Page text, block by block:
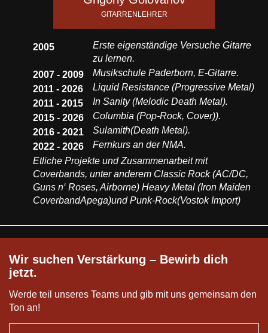
GITARRENLEHRER
2005
Erste eigenständige Versuche Gitarre
zu lernen.
2007 - 2009
Musikschule Paderborn, E-Gitarre.
2011 - 2026
Liquid Resistance (Progressive Metal)
2011 - 2015
In Sanity (Melodic Death Metal).
2015 - 2026
Columbia (Pop-Rock, Cover)).
2016 - 2021
Sulamith(Death Metal).
2022 - 2026
Fernkurs an der NMA.
Etliche Projekte und Zusammenarbeit mit
Coverbands, unter anderem Classic Rock (AC/DC,
Guns n‘ Roses, Airborne) Heavy Metal (Iron Maiden
CoverbandApega)und Punk-Rock(Vostok Import)
Wir suchen Verstärkung – Bewirb dich
jetzt.
Werde teil unseres Teams und gib mit uns gemeinsam den
Ton an!